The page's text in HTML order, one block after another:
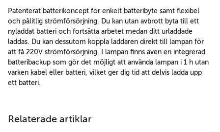
Patenterat batterikoncept för enkelt batteribyte samt flexibel
och pålitlig strömförsörjning. Du kan utan avbrott byta till ett
nyladdat batteri och fortsätta arbetet medan ditt urladdade
laddas. Du kan dessutom koppla laddaren direkt till lampan för
att få 220V strömförsörjning. I lampan finns även en integrerad
batteribackup som gör det möjligt att använda lampan i 1 h utan
varken kabel eller batteri, vilket ger dig tid att delvis ladda upp
ett batteri.
Relaterade artiklar